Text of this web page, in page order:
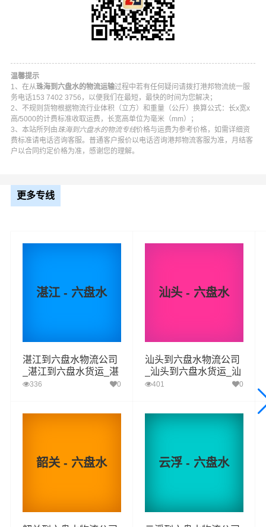
港邦珠海到六盘水物流公司平台优势
盖公路汽车快运，铁路特快运输，航空货运代理，仓储物
行业内率先开通珠海至六盘水的物流专线运输业务，简化
更多的人和企业提供到更优质的
珠海到六盘水物流专线运
珠海-六盘水 起步价格 重量报价 体积报价 运输时效
优质
电仪
送货
六盘水
温馨提示
1、在从珠海到六盘水的物流运输过程中若有任何疑问请拨打港邦物流统一服
务电话153 7402 3756，以便我们在最短，最快的时间为您解决；
2、不规则货物根据物流行业体积（立方）和重量（公斤）换算公式：长x宽x
高/5000的计费标准收取运费，长宽高单位为毫米（mm）；
3、本站所列由珠海到六盘水的物流专线价格与运费为参考价格，如需详细资
费标准请电话咨询客服。普通客户报价以电话咨询港邦物流客服为准，月结客
户以合同约定价格为准，感谢您的理解。
更多专线
湛江 - 六盘水
湛江到六盘水物流公司
_湛江到六盘水货运_湛
江至六盘水物流专线
336 0
汕头 - 六盘水
汕头到六盘水物流公司
_汕头到六盘水货运_汕
头至六盘水物流专线
401 0
韶关 - 六盘水 云浮 - 六盘水